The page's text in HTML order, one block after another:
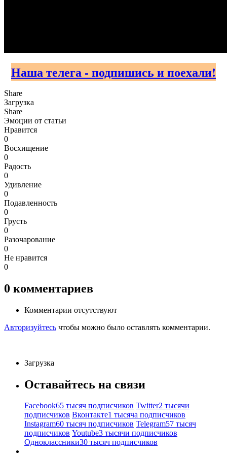
Наша телега - подпишись и поехали!
Share
Загрузка
Share
Эмоции от статьи
Нравится
0
Восхищение
0
Радость
0
Удивление
0
Подавленность
0
Грусть
0
Разочарование
0
Не нравится
0
0 комментариев
Комментарии отсутствуют
Авторизуйтесь чтобы можно было оставлять комментарии.
Загрузка
Оставайтесь на связи
Facebook65 тысяч подписчиков Twitter2 тысячи
подписчиков Вконтакте1 тысяча подписчиков
Instagram60 тысяч подписчиков Telegram57 тысяч
подписчиков Youtube3 тысячи подписчиков
Одноклассники30 тысяч подписчиков